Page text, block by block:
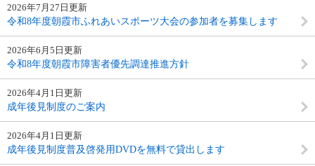
2026年7月27日更新
令和8年度朝霞市ふれあいスポーツ大会の参加者を募集します
2026年6月5日更新
令和8年度朝霞市障害者優先調達推進方針
2026年4月1日更新
成年後見制度のご案内
2026年4月1日更新
成年後見制度普及啓発用DVDを無料で貸出します